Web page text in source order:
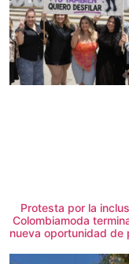
Protesta por la
Colombiamoda
nueva oportunidad de